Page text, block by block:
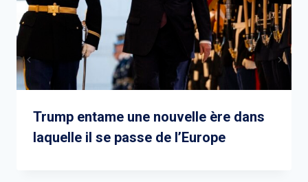
Trump entame une nouvelle ère dans
laquelle il se passe de l’Europe